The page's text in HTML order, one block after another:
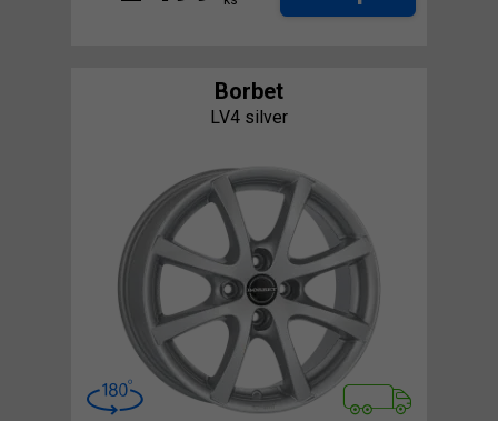
Borbet
LV4 silver